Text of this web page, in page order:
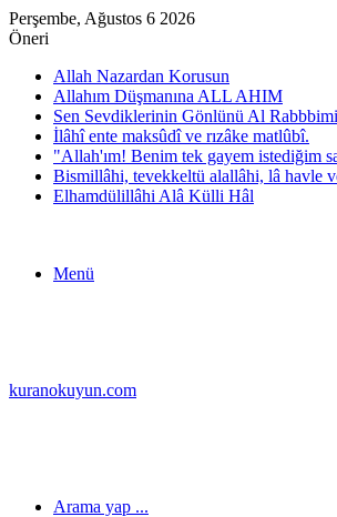
Perşembe, Ağustos 6 2026
Öneri
Allah Nazardan Korusun
Allahım Düşmanına ALL AHIM
Sen Sevdiklerinin Gönlünü Al
İlâhî ente maksûdî ve rızâke matlûbî.
"Allah'ım! Benim tek gayem istediğim
Bismillâhi, tevekkeltü alallâhi, lâ havle
Elhamdülillâhi Alâ Külli Hâl
Menü
kuranokuyun.com
Arama yap ...